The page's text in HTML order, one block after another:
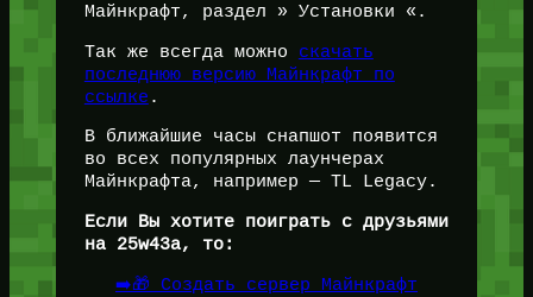
Майнкрафт, раздел » Установки «.
Так же всегда можно скачать
последнюю версию Майнкрафт по
ссылке .
В ближайшие часы снапшот появится
во всех популярных лаунчерах
Майнкрафта, например — TL Legacy.
Если Вы хотите поиграть с друзьями
на 25w43a, то:
➡️🎁 Создать сервер Майнкрафт